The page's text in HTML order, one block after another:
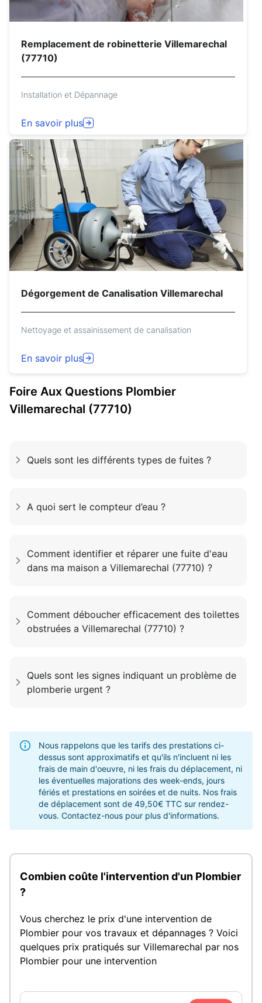
Remplacement de robinetterie Villemarechal
(77710)
Installation et Dépannage
En savoir plus
Dégorgement de Canalisation Villemarechal
Nettoyage et assainissement de canalisation
En savoir plus
Foire Aux Questions Plombier
Villemarechal (77710)
Quels sont les différents types de fuites ?
A quoi sert le compteur d’eau ?
Comment identifier et réparer une fuite d'eau
dans ma maison a Villemarechal (77710) ?
Comment déboucher efficacement des toilettes
obstruées a Villemarechal (77710) ?
Quels sont les signes indiquant un problème de
plomberie urgent ?
Nous rappelons que les tarifs des prestations ci-
dessus sont approximatifs et qu'ils n'incluent ni les
frais de main d'oeuvre, ni les frais du déplacement, ni
les éventuelles majorations des week-ends, jours
fériés et prestations en soirées et de nuits. Nos frais
de déplacement sont de 49,50€ TTC sur rendez-
vous. Contactez-nous pour plus d'informations.
Combien coûte l'intervention d'un Plombier
?
Vous cherchez le prix d'une intervention de
Plombier pour vos travaux et dépannages ? Voici
quelques prix pratiqués sur Villemarechal par nos
Plombier pour une intervention